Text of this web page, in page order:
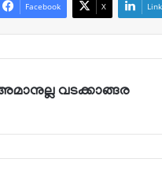
Facebook X
വടക്കാങ്ങര